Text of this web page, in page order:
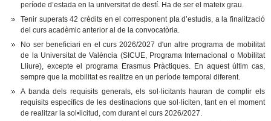
període d’estada en la universitat de destí. Ha de ser el mateix grau.
Tenir superats 42 crèdits en el corresponent pla d’estudis, a la finalització
del curs acadèmic anterior al de la convocatòria.
No ser beneficiari en el curs 2026/2027 d'un altre programa de mobilitat
de la Universitat de València (SICUE, Programa Internacional o Mobilitat
Lliure), excepte el programa Erasmus Pràctiques. En aquest últim cas,
sempre que la mobilitat es realitze en un període temporal diferent.
A banda dels requisits generals, els sol·licitants hauran de complir els
requisits específics de les destinacions que sol·liciten, tant en el moment
de realitzar la sol•licitud, com durant el curs 2026/2027.